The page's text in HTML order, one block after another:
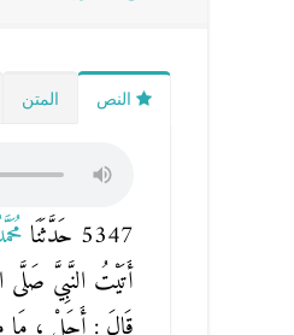
النص المتن
5347 حَدَّثَنَا
أَتَيْتُ النَّبِيَّ